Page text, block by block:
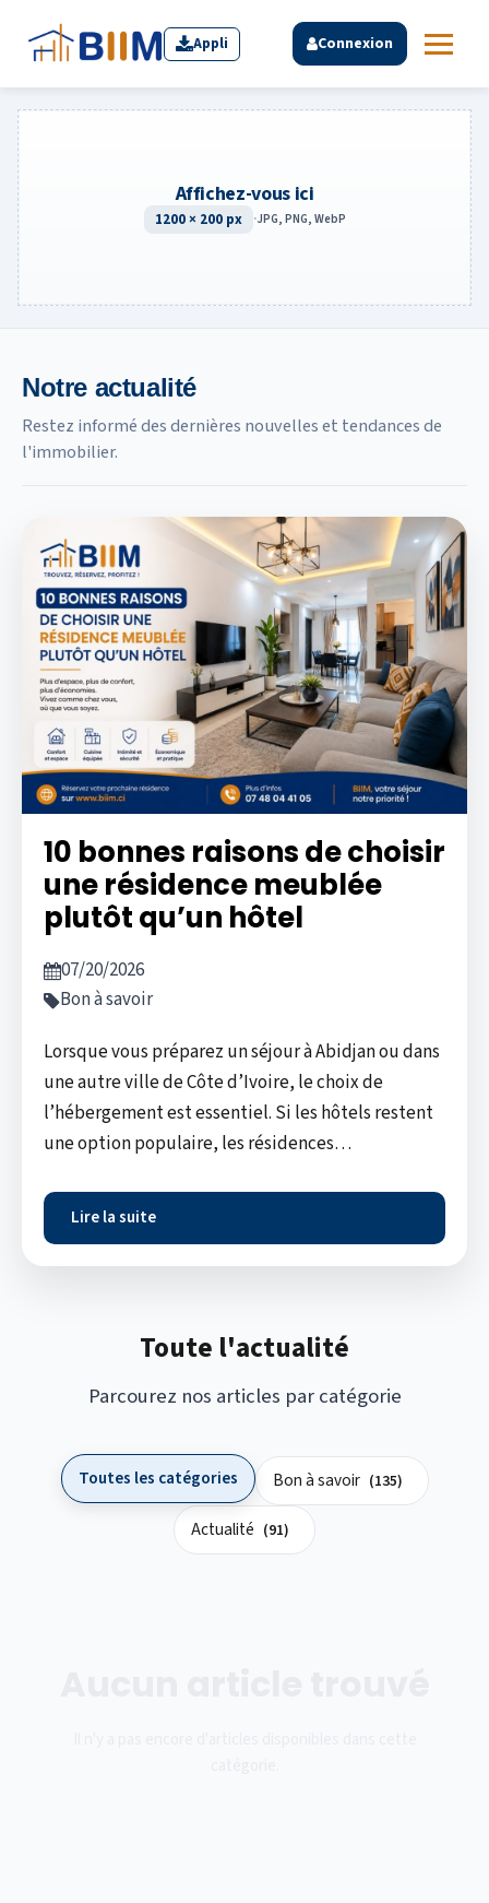
Appli Connexion
Affichez-vous ici
1200 × 200 px ·JPG, PNG, WebP
Notre actualité
Restez informé des dernières nouvelles et tendances de
l'immobilier.
10 bonnes raisons de choisir
une résidence meublée
plutôt qu’un hôtel
07/20/2026
Bon à savoir
Lorsque vous préparez un séjour à Abidjan ou dans
une autre ville de Côte d’Ivoire, le choix de
l’hébergement est essentiel. Si les hôtels restent
une option populaire, les résidences…
Lire la suite
Toute l'actualité
Parcourez nos articles par catégorie
Toutes les catégories Bon à savoir (135)
Actualité (91)